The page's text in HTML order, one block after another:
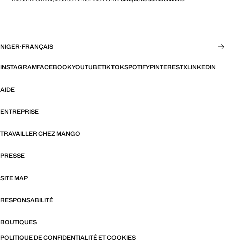
NIGER·FRANÇAIS
INSTAGRAMFACEBOOKYOUTUBETIKTOKSPOTIFYPINTERESTXLINKEDIN
AIDE
ENTREPRISE
TRAVAILLER CHEZ MANGO
PRESSE
SITE MAP
RESPONSABILITÉ
BOUTIQUES
POLITIQUE DE CONFIDENTIALITÉ ET COOKIES